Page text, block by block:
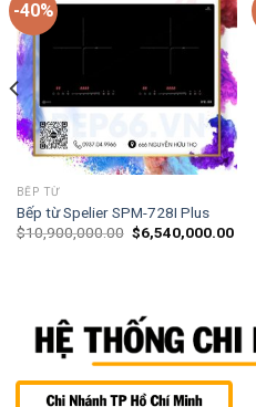
-40%
BẾP TỪ
Bếp từ Spelier SPM-728I Plus
$10,900,000.00 $6,540,000.00